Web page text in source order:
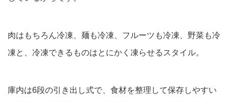
肉はもちろん冷凍、麺も冷凍、フルーツも冷凍、野菜も冷
凍と、冷凍できるものはとにかく凍らせるスタイル。
庫内は6段の引き出し式で、食材を整理して保存しやすい